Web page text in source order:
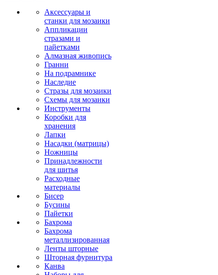
Аксессуары и
станки для мозаики
Аппликации
стразами и
пайетками
Алмазная живопись
Гранни
На подрамнике
Наследие
Стразы для мозаики
Схемы для мозаики
Инструменты
Коробки для
хранения
Лапки
Насадки (матрицы)
Ножницы
Принадлежности
для шитья
Расходные
материалы
Бисер
Бусины
Пайетки
Бахрома
Бахрома
металлизированная
Ленты шторные
Шторная фурнитура
Канва